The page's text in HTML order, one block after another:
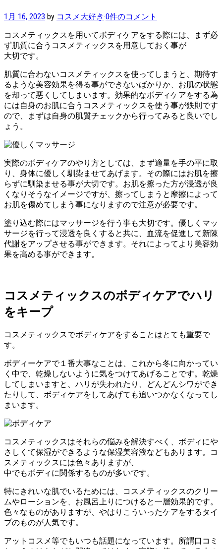
1月 16, 2023 by コスメ大好き·0件のコメント
コスメティックスを用いてボディケアをする際には、まず必
ず肌質に合うコスメティックスを用意しておく事が
大切です。
肌質に合わないコスメティックスを使ってしまうと、期待す
るような美容効果を得る事ができないばかりか、お肌の状態
を却って悪くしてしまいます。効果的なボディケアをする為
には自身のお肌に合うコスメティックスを使う事が鉄則です
ので、まずは自身の肌質チェックから行ってみると良いでし
ょう。
実際のボディケアのやり方としては、まず適量を手の平に取
り、身体に優しく馴染ませてあげます。その際にはお肌を擦
らずに馴染ませる事が大切です。お肌を擦った方が浸透が良
くなりそうなイメージですが、擦ってしまうと摩擦によって
お肌を傷めてしまう事になりますので注意が必要です。
塗り込む際にはマッサージを行う事も大切です。優しくマッ
サージを行って浸透を良くすると共に、血流を促進して新陳
代謝をアップさせる事ができます。それによってより美容効
果を高める事ができます。
コスメティックスのボディケアでハリ
をキープ
コスメティックスでボディケアをすることはとても重要で
す。
ボディーケアで１番大事なことは、これから冬に向かってい
く中で、乾燥しないように気をつけてあげることです。乾燥
してしまいますと、ハリが失われたり、どんどんシワができ
たりして、ボディケアをしてあげても追いつかなくなってし
まいます。
コスメティックスはそれらの悩みを解決すべく、ボディにや
さしくて保湿ができるような保湿美容液などもあります。コ
スメティックスには色々ありますが、
中でもボディに関係するものが多いです。
特にきれいな肌でいるためには、コスメティックスのクリー
ムやローションを、お風呂上りにつけると一層効果的です。
色々なものがありますが、やはりこういったケアをするタイ
プのものが人気です。
アットコスメ等でもいつも話題になっています。所謂口コミ